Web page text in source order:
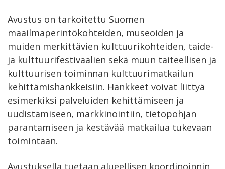
Avustus on tarkoitettu Suomen
maailmaperintökohteiden, museoiden ja
muiden merkittävien kulttuurikohteiden, taide-
ja kulttuurifestivaalien sekä muun taiteellisen ja
kulttuurisen toiminnan kulttuurimatkailun
kehittämishankkeisiin. Hankkeet voivat liittyä
esimerkiksi palveluiden kehittämiseen ja
uudistamiseen, markkinointiin, tietopohjan
parantamiseen ja kestävää matkailua tukevaan
toimintaan.
Avustuksella tuetaan alueellisen koordinoinnin,